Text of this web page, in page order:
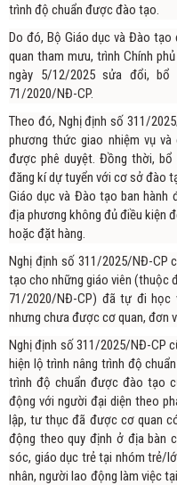
trình độ chuẩn được đào tạo.
Do đó, Bộ Giáo dục và Đào
quan tham mưu, trình Chính
ngày 5/12/2025 sửa đổi,
71/2020/NĐ-CP.
Theo đó, Nghị định số 311/
phương thức giao nhiệm vụ
được phê duyệt. Đồng thời,
đăng kí dự tuyển với cơ sở đào
Giáo dục và Đào tạo ban hành
địa phương không đủ điều kiện
hoặc đặt hàng.
Nghị định số 311/2025/NĐ-CP
tạo cho những giáo viên (thuộc
71/2020/NĐ-CP) đã tự đi học
nhưng chưa được cơ quan, đơn
Nghị định số 311/2025/NĐ-CP
hiện lộ trình nâng trình độ
trình độ chuẩn được đào tạo
động với người đại diện theo
lập, tư thục đã được cơ quan
động theo quy định ở địa bàn
sóc, giáo dục trẻ tại nhóm trẻ/
nhân, người lao động làm việc